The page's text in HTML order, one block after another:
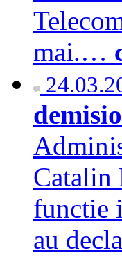
mai.…
Catalin
functie
au